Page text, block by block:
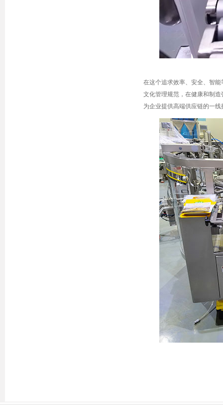
在这个追求效率、安全、智
文化管理规范，在健康和制
为企业提供高端供应链的一线